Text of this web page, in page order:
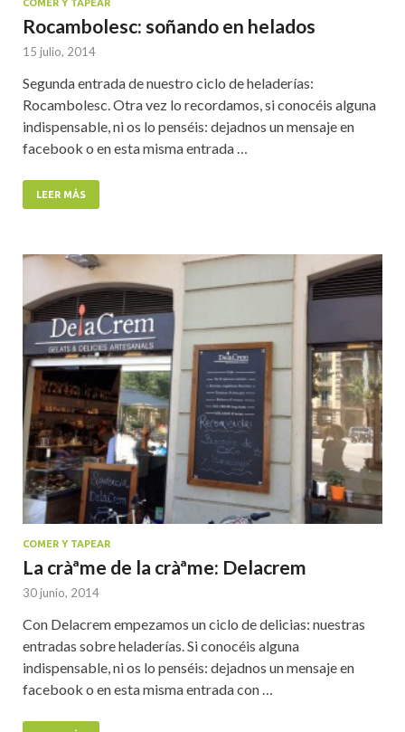
COMER Y TAPEAR
Rocambolesc: soñando en helados
15 julio, 2014
Segunda entrada de nuestro ciclo de heladerías:
Rocambolesc. Otra vez lo recordamos, si conocéis alguna
indispensable, ni os lo penséis: dejadnos un mensaje en
facebook o en esta misma entrada …
LEER MÁS
COMER Y TAPEAR
La cràªme de la cràªme: Delacrem
30 junio, 2014
Con Delacrem empezamos un ciclo de delicias: nuestras
entradas sobre heladerías. Si conocéis alguna
indispensable, ni os lo penséis: dejadnos un mensaje en
facebook o en esta misma entrada con …